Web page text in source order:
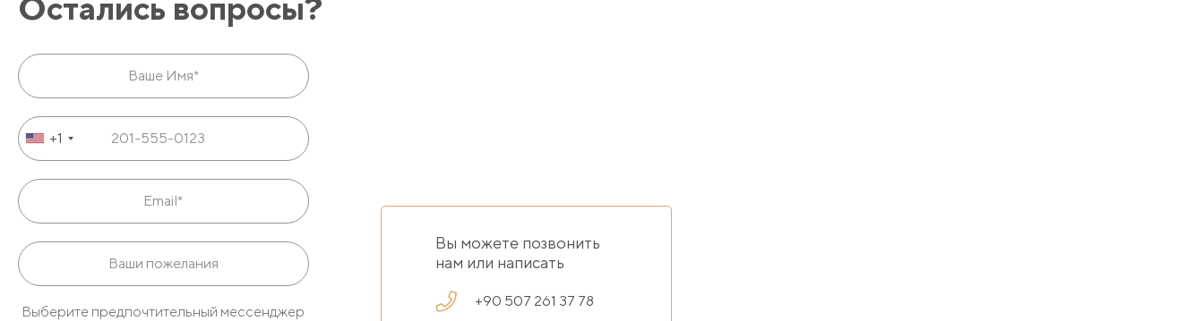
Если у Вас есть вопросы, мы готовы ответить на них.
Остались вопросы?
+1
Выберите предпочтительный мессенджер
Вы можете позвонить
нам или написать
+90 507 261 37 78